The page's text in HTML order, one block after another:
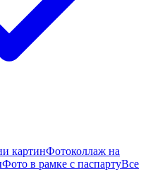
картинФотоколлаж на
Фото в рамке с паспартуВсе